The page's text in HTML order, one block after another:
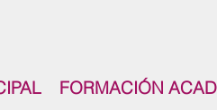
FORMACIÓN